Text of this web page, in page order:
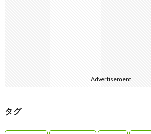
Advertisement
タグ